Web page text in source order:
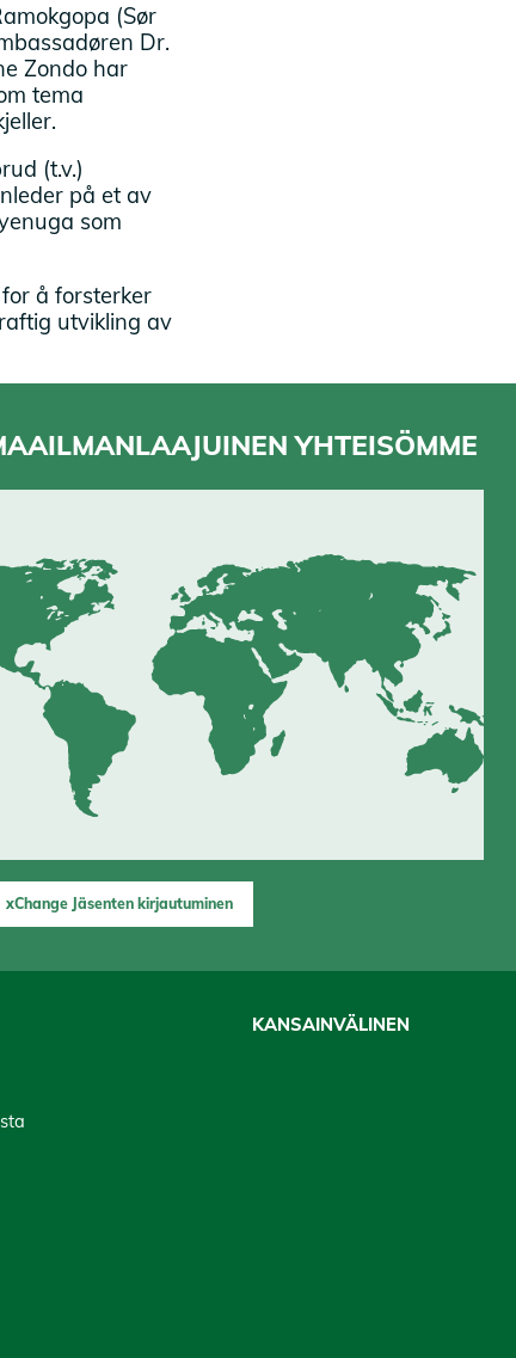
(Sør
Dr.
Zondo har
tema
(t.v.)
på et av
som
å forsterker
utvikling av
YHTEISÖMME
xChange Jäsenten kirjautuminen
KANSAINVÄLINEN